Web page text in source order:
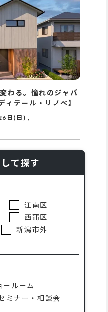
わる。憧れのジャパ
ィテール・リノベ】
日(日) ,
て探す
江南区
西蒲区
新潟市外
ールーム
ミナー・相談会